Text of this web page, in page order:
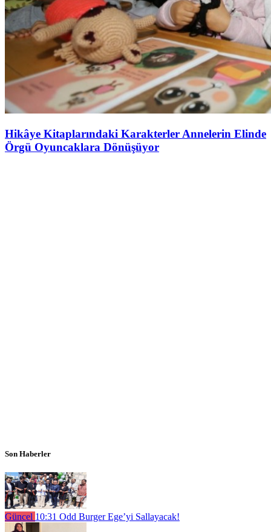
Hikâye Kitaplarındaki Karakterler Annelerin Elinde
Örgü Oyuncaklara Dönüşüyor
Son Haberler
Güncel 10:31 Odd Burger Ege’yi Sallayacak!